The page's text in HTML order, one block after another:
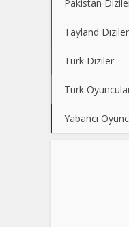
Pakistan
Tayland
Türk Diziler
Türk
Yabancı